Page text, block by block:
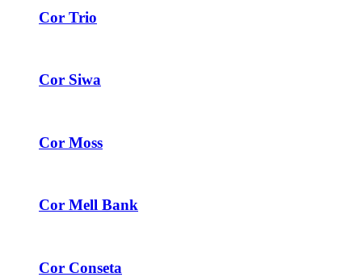
Cor Trio
Cor Siwa
Cor Moss
Cor Mell Bank
Cor Conseta